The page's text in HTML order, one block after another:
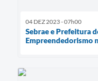
04 DEZ 2023 - 07h00
Sebrae e Prefeitura
Empreendedorismo